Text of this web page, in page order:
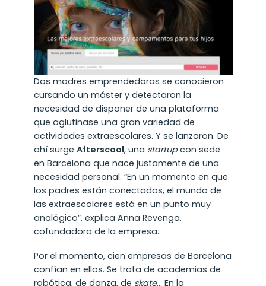
Dos madres emprendedoras se conocieron
cursando un máster y detectaron la
necesidad de disponer de una plataforma
que aglutinase una gran variedad de
actividades extraescolares. Y se lanzaron. De
ahí surge Afterscool, una startupcon sede
en Barcelona que nace justamente de una
necesidad personal. “En un momento en que
los padres están conectados, el mundo de
las extraescolares está en un punto muy
analógico”, explica Anna Revenga,
cofundadora de la empresa.
Por el momento, cien empresas de Barcelona
confían en ellos. Se trata de academias de
robótica, de danza, de skate… En la